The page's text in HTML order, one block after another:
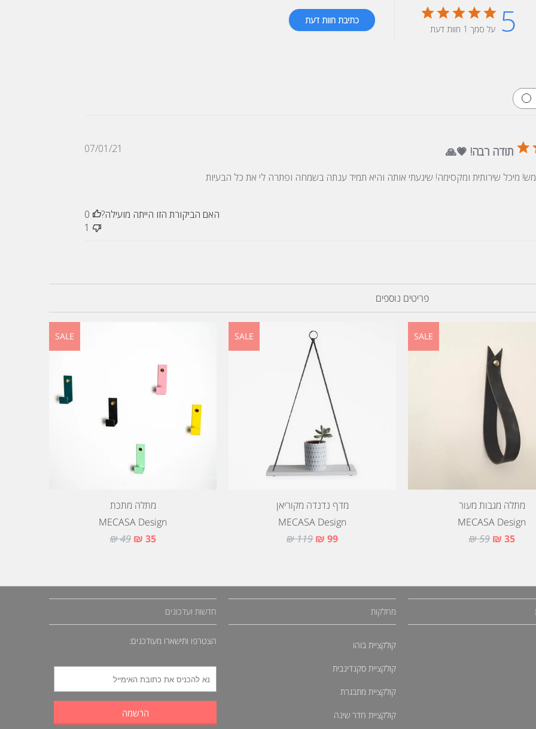
5 על סמך 1 חוות דעת
כתיבת חוות דעת
תודה רבה! 💗🙏
מיכל שירותית ומקסימה! שיגעתי אותה והיא תמיד ענתה בשמחה ופתרה לי את כל הבעיות
07/01/21
האם הביקורת הזו הייתה מועילה?
0
1
פריטים נוספים
מתלה מתכת
MECASA Design
35 ₪
49 ₪
SALE
מדף נדנדה מקוריאן
MECASA Design
99 ₪
119 ₪
SALE
מתלה מגבות מעור
MECASA Design
35 ₪
59 ₪
SALE
חדשות ועדכונים
הצטרפו ותישארו מעודכנים:
מחלקות
קולקציית בוהו
קולקציית סקנדינבית
קולקציית מתבגרת
קולקציית חדר שינה